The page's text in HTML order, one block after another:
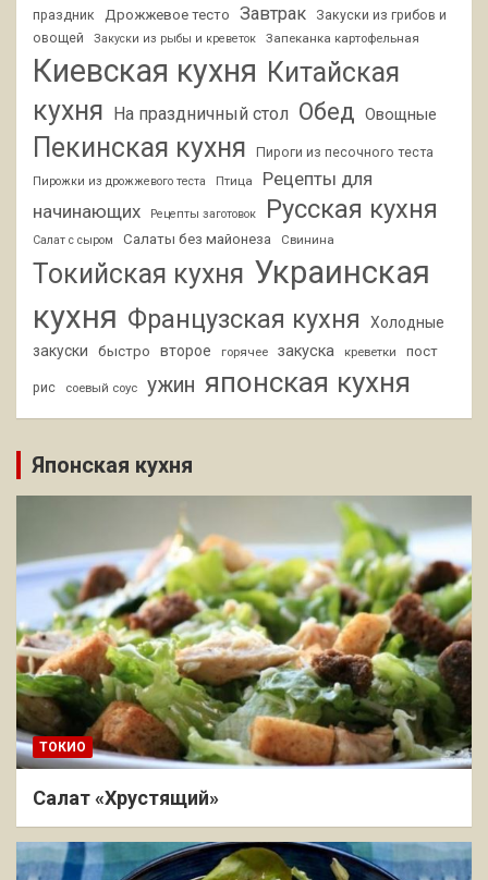
праздник
Дрожжевое тесто Завтрак
Закуски из грибов и
овощей
Закуски из рыбы и креветок Запеканка картофельная
Киевская кухня Китайская
кухня На праздничный стол Обед Овощные
Пекинская кухня Пироги из песочного теста
Пирожки из дрожжевого теста Птица
Рецепты для
начинающих
Рецепты заготовок Русская кухня
Салат с сыром Салаты без майонеза Свинина
Токийская кухня Украинская
кухня Французская кухня
Холодные
закуски
быстро второе горячее закуска креветки пост
рис соевый соус ужин японская кухня
Японская кухня
ТОКИО
Салат «Хрустящий»